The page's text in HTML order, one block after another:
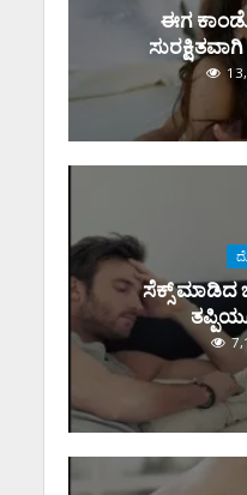
ಈಗ
ಸೆಕ್ಸ್‌ ಮಾಡಿದ